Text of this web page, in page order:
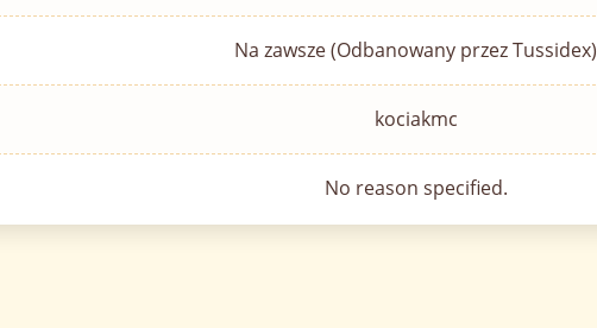
Na zawsze (Odbanowany przez Tussidex)
kociakmc
No reason specified.